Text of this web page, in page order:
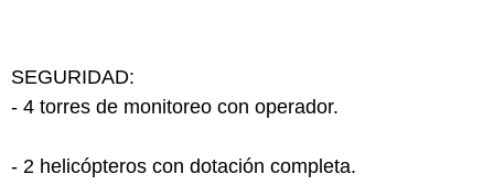
SEGURIDAD:
- 4 torres de monitoreo con operador.
- 2 helicópteros con dotación completa.